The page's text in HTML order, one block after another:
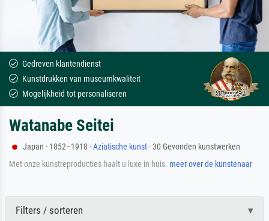
Gedreven klantendienst
Kunstdrukken van museumkwaliteit
Mogelijkheid tot personaliseren
Watanabe Seitei
Japan · 1852–1918 ·Aziatische kunst · 30 Gevonden kunstwerken
Met onze kunstreproducties haalt u luxe in huis. meer over de kunstenaar
Filters / sorteren